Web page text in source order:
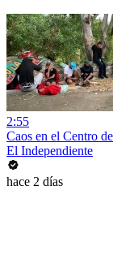
2:55
Caos en el Centro
El Independiente
hace 2 días